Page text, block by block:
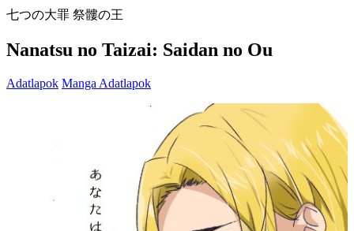
七つの大罪 祭髏の王
Nanatsu no Taizai: Saidan no Ou
Adatlapok Manga Adatlapok